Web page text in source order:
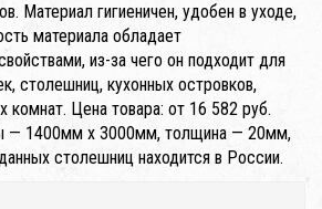
Материал гигиеничен, удобен в уходе,
материала обладает
из-за чего он подходит для
столешниц, кухонных островков,
комнат. Цена товара: от 16 582 руб.
— 1400мм x 3000мм, толщина — 20мм,
столешниц находится в России.